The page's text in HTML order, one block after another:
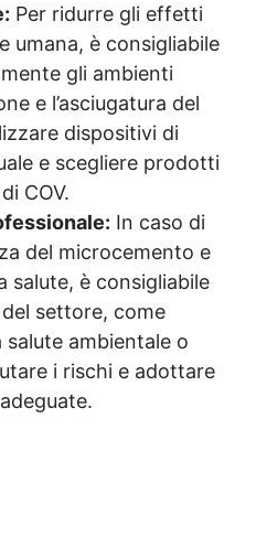
Per ridurre gli effetti
umana, è consigliabile
gli ambienti
e l’asciugatura del
dispositivi di
e scegliere prodotti
COV.
In caso di
del microcemento e
salute, è consigliabile
settore, come
ambientale o
i rischi e adottare